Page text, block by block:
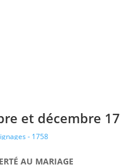
et décembre
- 1758
AU MARIAGE